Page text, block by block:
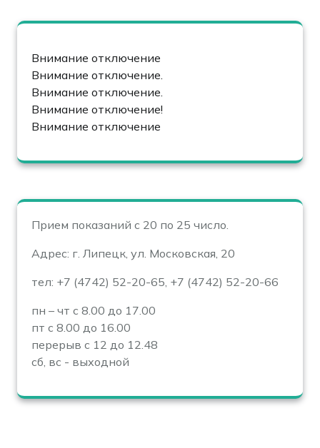
Внимание отключение
Внимание отключение.
Внимание отключение.
Внимание отключение!
Внимание отключение
Прием показаний с 20 по 25 число.
Адрес: г. Липецк, ул. Московская, 20
тел: +7 (4742) 52-20-65, +7 (4742) 52-20-66
пн – чт с 8.00 до 17.00
пт с 8.00 до 16.00
перерыв с 12 до 12.48
сб, вс - выходной